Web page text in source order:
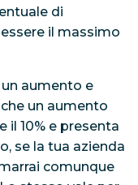
di
il massimo
aumento e
un aumento
il 10% e presenta
se la tua azienda
comunque